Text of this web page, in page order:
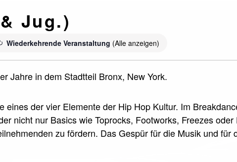
Jug.)
Wiederkehrende Veranstaltung (Alle anzeigen)
Jahre in dem Stadtteil Bronx, New York.
eines der vier Elemente der Hip Hop Kultur. Im
nicht nur Basics wie Toprocks, Footworks, Freezes
zu fördern. Das Gespür für die Musik und für